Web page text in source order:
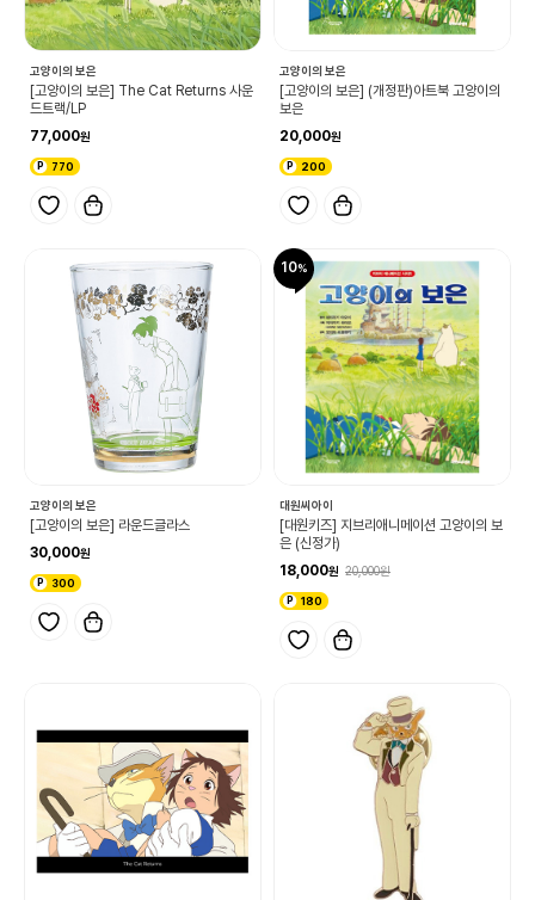
고양이의 보은
[고양이의 보은] The Cat Returns 사운
드트랙/LP
77,000
770
고양이의 보은
[고양이의 보은] (개정판)아트북 고양이의
보은
20,000
200
고양이의 보은
[고양이의 보은] 라운드글라스
30,000
300
10
대원씨아이
[대원키즈] 지브리애니메이션 고양이의 보
은 (신정가)
18,000
20,000
180